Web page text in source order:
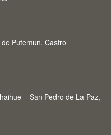
Putemun, Castro
– San Pedro de La Paz,